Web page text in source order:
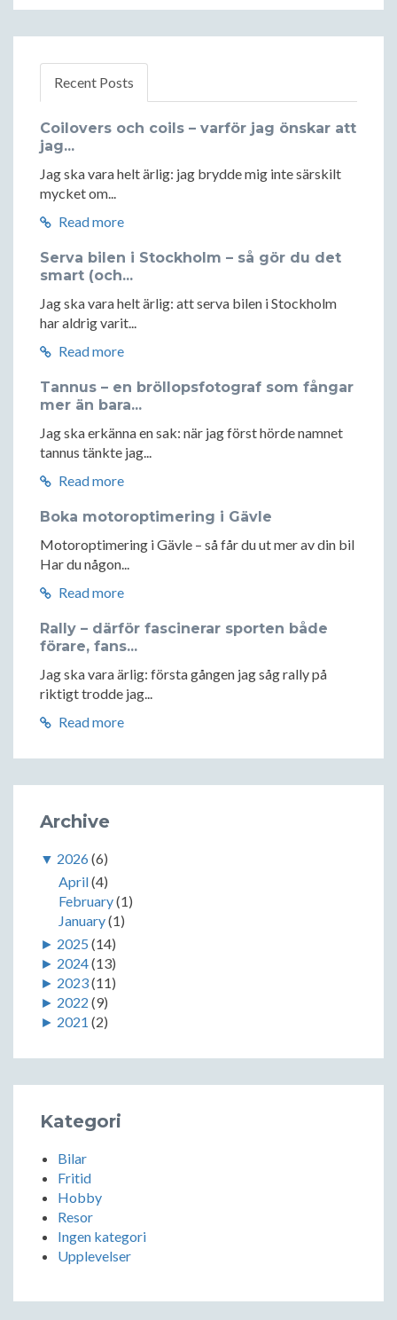
Recent Posts
Coilovers och coils – varför jag önskar att
jag...
Jag ska vara helt ärlig: jag brydde mig inte särskilt
mycket om...
Read more
Serva bilen i Stockholm – så gör du det
smart (och...
Jag ska vara helt ärlig: att serva bilen i Stockholm
har aldrig varit...
Read more
Tannus – en bröllopsfotograf som fångar
mer än bara...
Jag ska erkänna en sak: när jag först hörde namnet
tannus tänkte jag...
Read more
Boka motoroptimering i Gävle
Motoroptimering i Gävle – så får du ut mer av din bil
Har du någon...
Read more
Rally – därför fascinerar sporten både
förare, fans...
Jag ska vara ärlig: första gången jag såg rally på
riktigt trodde jag...
Read more
Archive
▼ 2026(6)
April(4)
February(1)
January(1)
► 2025 (14)
► 2024(13)
► 2023(11)
► 2022 (9)
► 2021 (2)
Kategori
Bilar
Fritid
Hobby
Resor
Ingen kategori
Upplevelser